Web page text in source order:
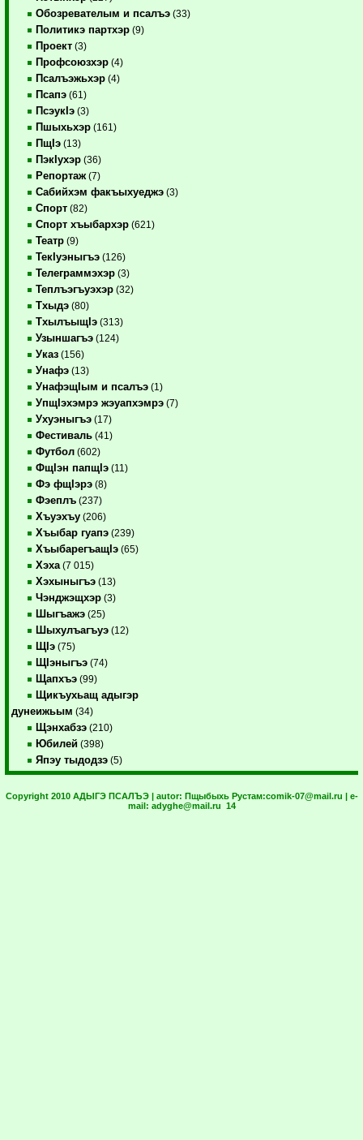
Обозревателым и псалъэ (33)
Политикэ партхэр (9)
Проект (3)
Профсоюзхэр (4)
Псалъэжьхэр (4)
Псапэ (61)
ПсэукIэ (3)
Пшыхьхэр (161)
ПщIэ (13)
ПэкIухэр (36)
Репортаж (7)
Сабийхэм факъыхуеджэ (3)
Спорт (82)
Спорт хъыбархэр (621)
Театр (9)
ТекIуэныгъэ (126)
Телеграммэхэр (3)
Теплъэгъуэхэр (32)
Тхыдэ (80)
ТхылъыщIэ (313)
Узыншагъэ (124)
Указ (156)
Унафэ (13)
УнафэщIым и псалъэ (1)
УпщIэхэмрэ жэуапхэмрэ (7)
Ухуэныгъэ (17)
Фестиваль (41)
Футбол (602)
ФщIэн папщIэ (11)
Фэ фщIэрэ (8)
Фэеплъ (237)
Хъуэхъу (206)
Хъыбар гуапэ (239)
ХъыбарегъащIэ (65)
Хэха (7 015)
Хэхыныгъэ (13)
Чэнджэщхэр (3)
Шыгъажэ (25)
Шыхулъагъуэ (12)
ЩIэ (75)
ЩIэныгъэ (74)
Щапхъэ (99)
Щикъухьащ адыгэр
дунеижьым (34)
Щэнхабзэ (210)
Юбилей (398)
Япэу тыдодзэ (5)
Copyright 2010 АДЫГЭ ПСАЛЪЭ | autor: Пщыбыхь Рустам:comik-07@mail.ru | e-
mail: adyghe@mail.ru 14